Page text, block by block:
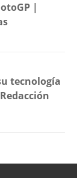
|
tecnología